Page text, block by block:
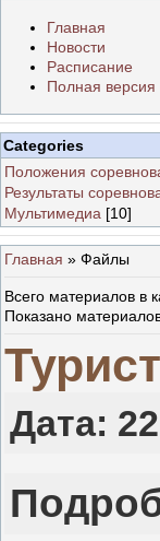
Главная
Новости
Расписание
Полная версия
Categories
Положения
Результаты
Мультимедиа [10]
Главная » Файлы
Всего материалов в
Показано
Дата: